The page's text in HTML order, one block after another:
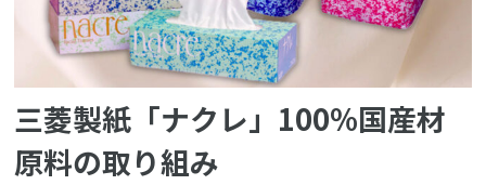
三菱製紙「ナクレ」100%国産材
原料の取り組み